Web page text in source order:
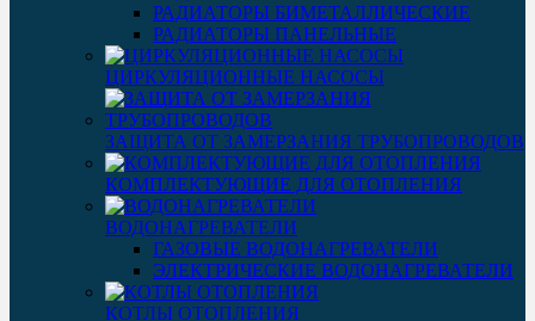
РАДИАТОРЫ БИМЕТАЛЛИЧЕСКИЕ
РАДИАТОРЫ ПАНЕЛЬНЫЕ
ЦИРКУЛЯЦИОННЫЕ НАСОСЫ
ЗАЩИТА ОТ ЗАМЕРЗАНИЯ ТРУБОПРОВОДОВ
КОМПЛЕКТУЮЩИЕ ДЛЯ ОТОПЛЕНИЯ
ВОДОНАГРЕВАТЕЛИ
ГАЗОВЫЕ ВОДОНАГРЕВАТЕЛИ
ЭЛЕКТРИЧЕСКИЕ ВОДОНАГРЕВАТЕЛИ
КОТЛЫ ОТОПЛЕНИЯ